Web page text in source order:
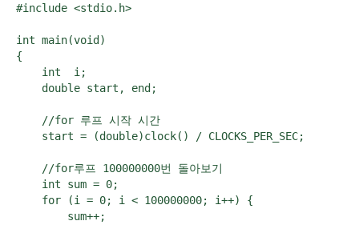
#include <stdio.h>
int main(void)
{
    int  i;
    double start, end;
    //for 루프 시작 시간
    start = (double)clock() / CLOCKS_PER_SEC;
    //for루프 100000000번 돌아보기
    int sum = 0;
    for (i = 0; i < 100000000; i++) {
        sum++;